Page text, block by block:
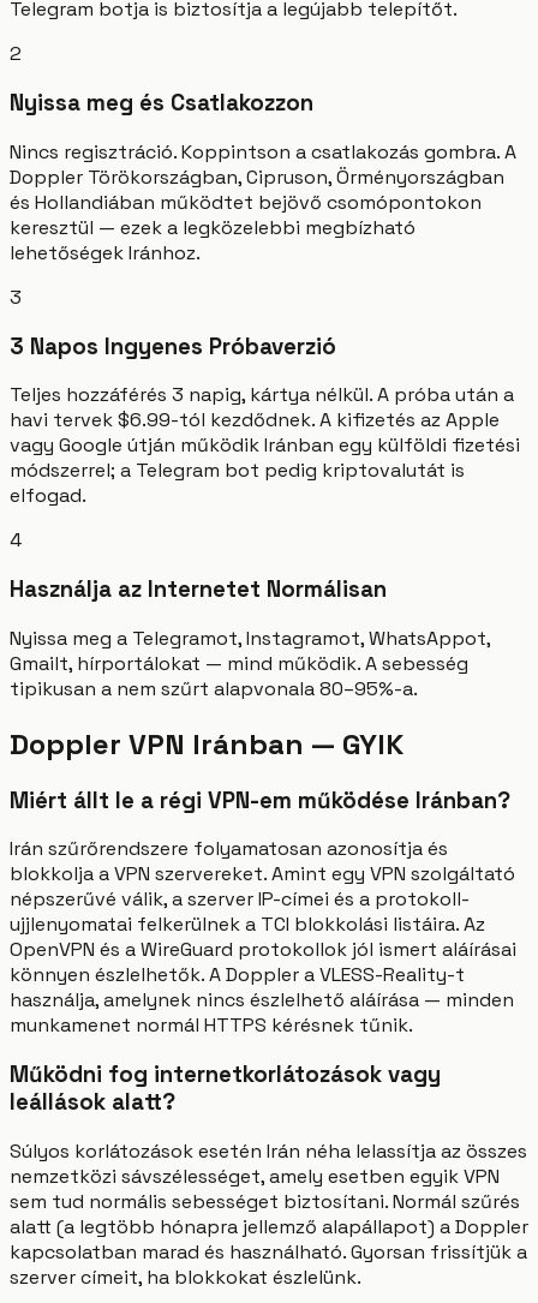
Telegram botja is biztosítja a legújabb telepítőt.
2
Nyissa meg és Csatlakozzon
Nincs regisztráció. Koppintson a csatlakozás gombra. A
Doppler Törökországban, Cipruson, Örményországban
és Hollandiában működtet bejövő csomópontokon
keresztül — ezek a legközelebbi megbízható
lehetőségek Iránhoz.
3
3 Napos Ingyenes Próbaverzió
Teljes hozzáférés 3 napig, kártya nélkül. A próba után a
havi tervek $6.99-tól kezdődnek. A kifizetés az Apple
vagy Google útján működik Iránban egy külföldi fizetési
módszerrel; a Telegram bot pedig kriptovalutát is
elfogad.
4
Használja az Internetet Normálisan
Nyissa meg a Telegramot, Instagramot, WhatsAppot,
Gmailt, hírportálokat — mind működik. A sebesség
tipikusan a nem szűrt alapvonala 80–95%-a.
Doppler VPN Iránban — GYIK
Miért állt le a régi VPN-em működése Iránban?
Irán szűrőrendszere folyamatosan azonosítja és
blokkolja a VPN szervereket. Amint egy VPN szolgáltató
népszerűvé válik, a szerver IP-címei és a protokoll-
ujjlenyomatai felkerülnek a TCI blokkolási listáira. Az
OpenVPN és a WireGuard protokollok jól ismert aláírásai
könnyen észlelhetők. A Doppler a VLESS-Reality-t
használja, amelynek nincs észlelhető aláírása — minden
munkamenet normál HTTPS kérésnek tűnik.
Működni fog internetkorlátozások vagy
leállások alatt?
Súlyos korlátozások esetén Irán néha lelassítja az összes
nemzetközi sávszélességet, amely esetben egyik VPN
sem tud normális sebességet biztosítani. Normál szűrés
alatt (a legtöbb hónapra jellemző alapállapot) a Doppler
kapcsolatban marad és használható. Gyorsan frissítjük a
szerver címeit, ha blokkokat észlelünk.